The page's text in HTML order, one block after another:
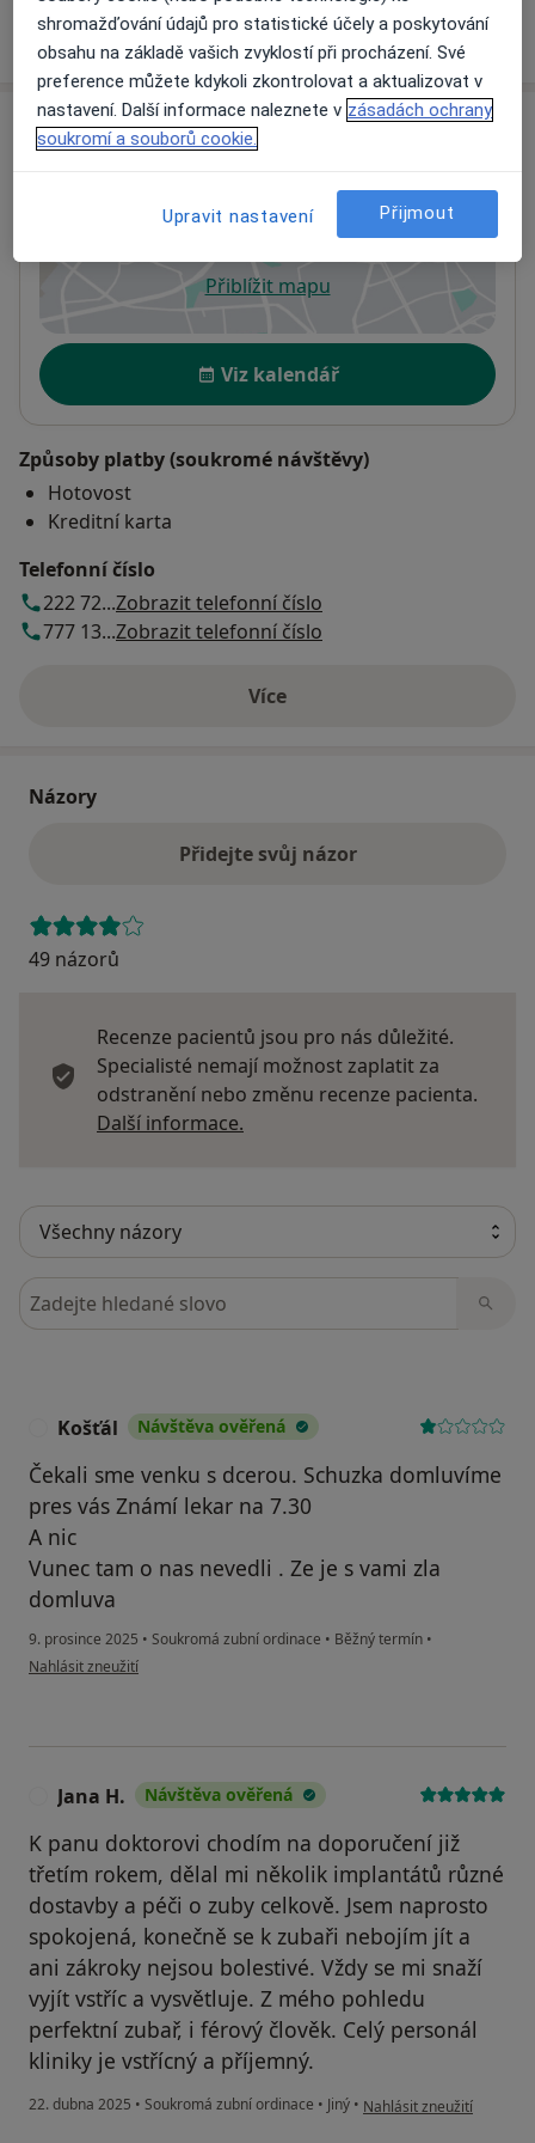
Jak fungují ceny?
Adresa
Tigridova 6/1501, Praha14000
Přiblížit mapuse otevře v nové záložce
Dostupnost
Viz kalendář
Způsoby platby (soukromé návštěvy)
Hotovost
Kreditní karta
Telefonní číslo
222 72...Zobrazit telefonní číslo
777 13...Zobrazit telefonní číslo
Víceo adrese
Názory
Přidejte svůj názor
49 názorů
Recenze pacientů jsou pro nás důležité.
Specialisté nemají možnost zaplatit za
odstranění nebo změnu recenze pacienta.
Další informace.
Hledejte v názorech
Košťál Návštěva ověřená
Čekali sme venku s dcerou. Schuzka domluvíme
pres vás Známí lekar na 7.30
A nic
Vunec tam o nas nevedli . Ze je s vami zla
domluva
9. prosince 2025 • Soukromá zubní ordinace • Běžný termín •
podle názoru uživatele Košťál
Nahlásit zneužití
Jana H. Návštěva ověřená
K panu doktorovi chodím na doporučení již
třetím rokem, dělal mi několik implantátů různé
dostavby a péči o zuby celkově. Jsem naprosto
spokojená, konečně se k zubaři nebojím jít a
ani zákroky nejsou bolestivé. Vždy se mi snaží
vyjít vstříc a vysvětluje. Z mého pohledu
perfektní zubař, i férový člověk. Celý personál
kliniky je vstřícný a příjemný.
22. dubna 2025 • Soukromá zubní ordinace • Jiný • podle názoru uživatele
Nahlásit zneužití
shromažďování údajů pro statistické účely a poskytování
obsahu na základě vašich zvyklostí při procházení. Své
preference můžete kdykoli zkontrolovat a aktualizovat v
nastavení. Další informace naleznete v zásadách ochrany
soukromí a souborů cookie.
Upravit nastavení Přijmout